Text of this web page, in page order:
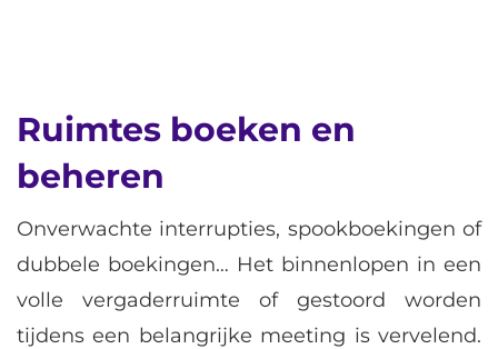
Ruimtes boeken en
beheren
Onverwachte interrupties, spookboekingen of
dubbele boekingen… Het binnenlopen in een
volle vergaderruimte of gestoord worden
tijdens een belangrijke meeting is vervelend.